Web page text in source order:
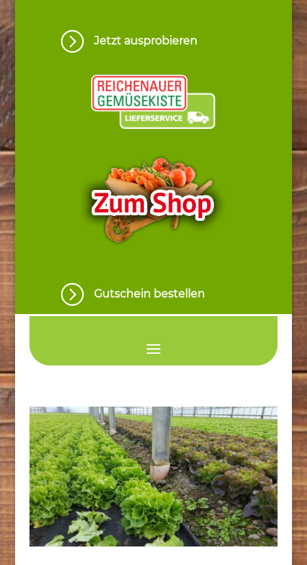
= Jetzt ausprobieren
= Gutschein bestellen